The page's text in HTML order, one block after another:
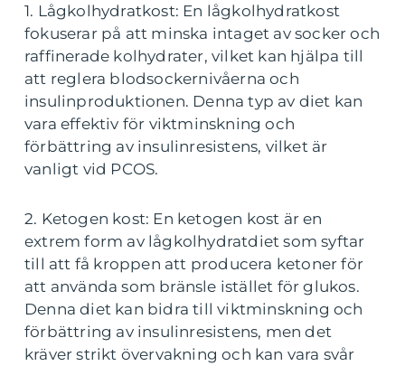
1. Lågkolhydratkost: En lågkolhydratkost
fokuserar på att minska intaget av socker och
raffinerade kolhydrater, vilket kan hjälpa till
att reglera blodsockernivåerna och
insulinproduktionen. Denna typ av diet kan
vara effektiv för viktminskning och
förbättring av insulinresistens, vilket är
vanligt vid PCOS.
2. Ketogen kost: En ketogen kost är en
extrem form av lågkolhydratdiet som syftar
till att få kroppen att producera ketoner för
att använda som bränsle istället för glukos.
Denna diet kan bidra till viktminskning och
förbättring av insulinresistens, men det
kräver strikt övervakning och kan vara svår